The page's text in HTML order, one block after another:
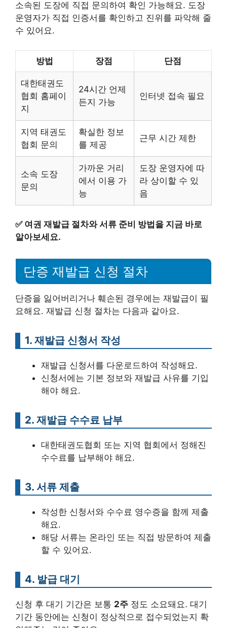
소속된 도장에 직접 문의하여 확인 가능해요. 도장
운영자가 직접 인증서를 확인하고 진위를 파악해 줄
수 있어요.
방법 장점 단점
대한태권도
협회 홈페이
지
24시간 언제
든지 가능
인터넷 접속 필요
지역 태권도
협회 문의
확실한 정보
를 제공
근무 시간 제한
소속 도장
문의
가까운 거리
에서 이용 가
능
도장 운영자에 따
라 상이할 수 있
음
✅ 여권 재발급 절차와 서류 준비 방법을 지금 바로
알아보세요.
단증 재발급 신청 절차
단증을 잃어버리거나 훼손된 경우에는 재발급이 필
요해요. 재발급 신청 절차는 다음과 같아요.
1. 재발급 신청서 작성
재발급 신청서를 다운로드하여 작성해요.
신청서에는 기본 정보와 재발급 사유를 기입
해야 해요.
2. 재발급 수수료 납부
대한태권도협회 또는 지역 협회에서 정해진
수수료를 납부해야 해요.
3. 서류 제출
작성한 신청서와 수수료 영수증을 함께 제출
해요.
해당 서류는 온라인 또는 직접 방문하여 제출
할 수 있어요.
4. 발급 대기
신청 후 대기 기간은 보통 2주 정도 소요돼요. 대기
기간 동안에는 신청이 정상적으로 접수되었는지 확